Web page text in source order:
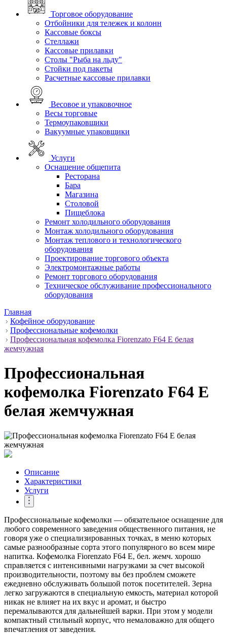
Торговое оборудование
Отбойники для тележек и колонн
Кассовые боксы
Стеллажи
Кассовые прилавки
Столы "Рыба на льду"
Стойки под пакеты
Расчетные кассовые прилавки
Весовое и упаковочное
Весы торговые
Термоупаковщики
Вакуумные упаковщики
Услуги
Оснащение общепита
Ресторана
Бара
Магазина
Столовой
Пищеблока
Ремонт холодильного оборудования
Монтаж холодильного оборудования
Монтаж теплового и технологического
оборудования
Проектирование торгового объекта
Электромонтажные работы
Ремонт торгового оборудования
Техническое обслуживание профессионального
оборудования
Главная
Кофейное оборудование
Профессиональные кофемолки
Профессиональная кофемолка Fiorenzato F64 E белая
жемчужная
Профессиональная
кофемолка Fiorenzato F64 E
белая жемчужная
Описание
Характеристики
Услуги
Профессиональные кофемолки — обязательное оснащение для
любого современного заведения общественного питания, не
говоря уже о специализированных точках, в меню которых
самые разнообразные сорта этого популярного во всем мире
напитка. Кофемолка Fiorenzato F64 E, бел. жемч. хорошо
справляется с интенсивными нагрузками за счет высокой
производительности, поэтому вы без проблем сможете
ежедневно обслуживать большой поток посетителей. Зерна
легко загружаются в специальную емкость, материал которой
никак не влияет на их вкус и аромат, и быстро
перемалываются для дальнейшей варки. При этом у модели
компактный стильный корпус, что немаловажно для общего
впечатления от заведения.